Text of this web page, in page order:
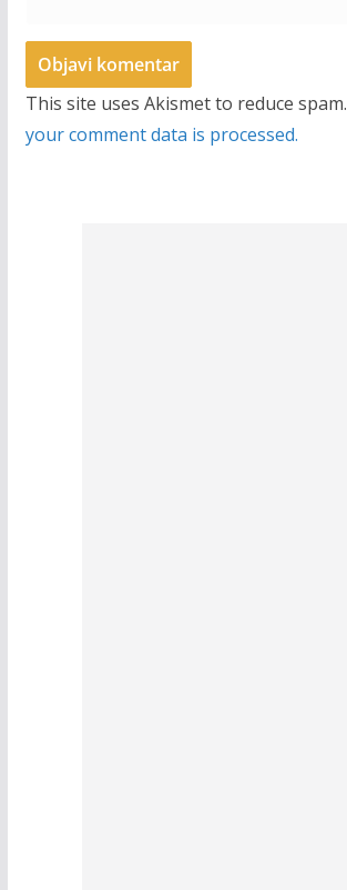
This site uses Akismet to reduce spam.
your comment data is processed.